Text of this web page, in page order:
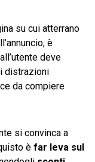
su cui atterrano
è
deve
distrazioni
da compiere
si convinca a
è far leva sul